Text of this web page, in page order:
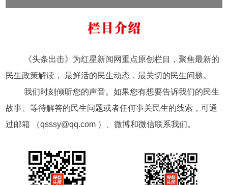
区综合体投入试
运营
《头条出击》为红星新闻网重点原创栏目，聚焦最新的
民生政策解读， 最鲜活的民生动态，最关切的民生问题。
我们时刻倾听您的声音。如果您有想要告诉我们的民生
故事、等待解答的民生问题或者任何事关民生的线索，可通
过邮箱 （qsssy@qq.com ）、微博和微信联系我们。